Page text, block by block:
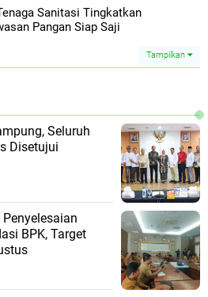
Sanitasi Tingkatkan
Pangan Siap Saji
Tampilkan
Seluruh
Disetujui
BPK, Target